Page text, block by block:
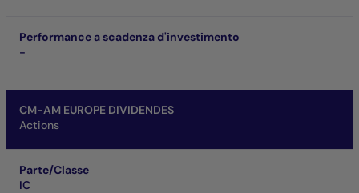
Performance a scadenza d'investimento
-
CM-AM EUROPE DIVIDENDES
Actions
Parte/Classe
IC